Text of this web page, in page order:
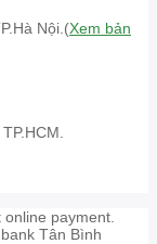
Nội.(Xem bản
payment.
Tân Bình